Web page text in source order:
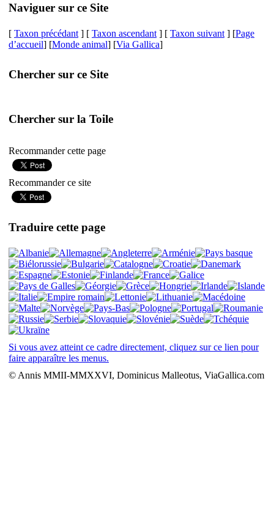
Naviguer sur ce Site
[ Taxon précédant ] [ Taxon ascendant ] [ Taxon suivant ] [Page
d’accueil] [Monde animal] [Via Gallica]
Chercher sur ce Site
Chercher sur la Toile
Recommander cette page
Recommander ce site
Traduire cette page
Si vous avez atteint ce cadre directement, cliquez sur ce lien pour
faire apparaître les menus.
© Annis MMII-MMXXVI, Dominicus Malleotus, ViaGallica.com